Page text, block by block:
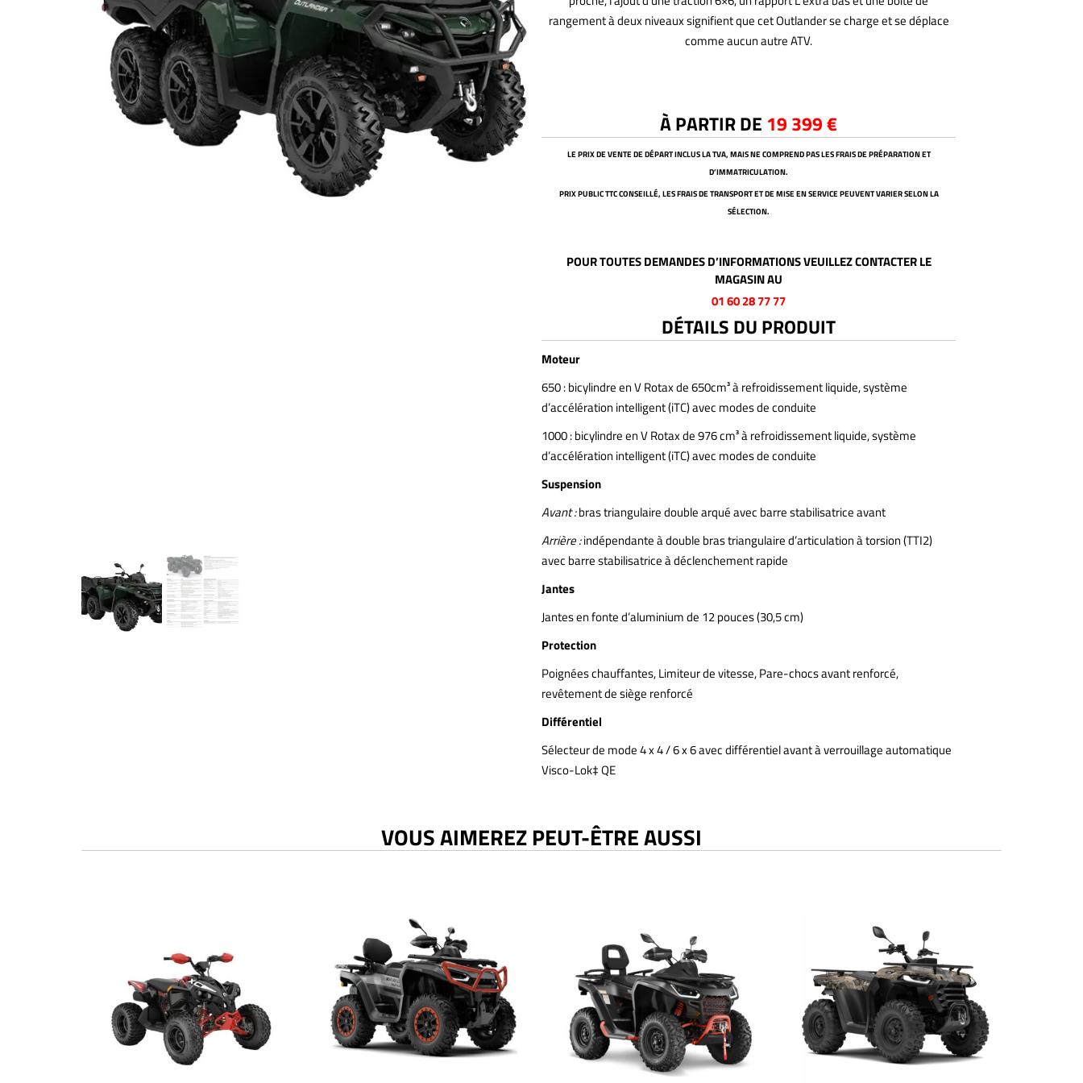
rangement à deux niveaux signifient que cet Outlander se charge et se déplace
comme aucun autre ATV.
À PARTIR DE 19 399 €
LE PRIX DE VENTE DE DÉPART INCLUS LA TVA, MAIS NE COMPREND PAS LES FRAIS DE PRÉPARATION ET
D’IMMATRICULATION.
PRIX PUBLIC TTC CONSEILLÉ, LES FRAIS DE TRANSPORT ET DE MISE EN SERVICE PEUVENT VARIER SELON LA
SÉLECTION.
POUR TOUTES DEMANDES D’INFORMATIONS VEUILLEZ CONTACTER LE
MAGASIN AU
01 60 28 77 77
DÉTAILS DU PRODUIT
Moteur
650 : bicylindre en V Rotax de 650cm³ à refroidissement liquide, système
d’accélération intelligent (iTC) avec modes de conduite
1000 : bicylindre en V Rotax de 976 cm³ à refroidissement liquide, système
d’accélération intelligent (iTC) avec modes de conduite
Suspension
Avant :bras triangulaire double arqué avec barre stabilisatrice avant
Arrière :indépendante à double bras triangulaire d’articulation à torsion (TTI2)
avec barre stabilisatrice à déclenchement rapide
Jantes
Jantes en fonte d’aluminium de 12 pouces (30,5 cm)
Protection
Poignées chauffantes, Limiteur de vitesse, Pare-chocs avant renforcé,
revêtement de siège renforcé
Différentiel
Sélecteur de mode 4 x 4 / 6 x 6 avec différentiel avant à verrouillage automatique
Visco-Lok‡ QE
VOUS AIMEREZ PEUT-ÊTRE AUSSI